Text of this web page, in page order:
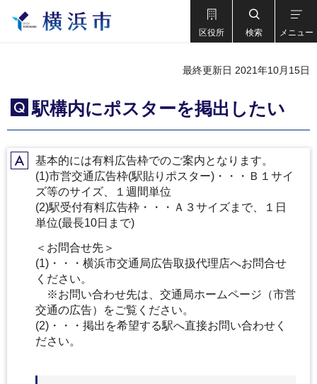
区役所 検索 メニュー
最終更新日 2021年10月15日
Q 駅構内にポスターを掲出したい
A基本的には有料広告枠でのご案内となります。
(1)市営交通広告枠(駅貼りポスター)・・・Ｂ１サイ
ズ等のサイズ、１週間単位
(2)駅受付有料広告枠・・・Ａ３サイズまで、１日
単位(最長10日まで)
＜お問合せ先＞
(1)・・・横浜市交通局広告取扱代理店へお問合せ
ください。
※お問い合わせ先は、交通局ホームページ（市営
交通の広告）をご覧ください。
(2)・・・掲出を希望する駅へ直接お問い合わせく
ださい。